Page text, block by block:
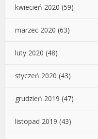
kwiecień 2020 (59)
marzec 2020 (63)
luty 2020 (48)
styczeń 2020 (43)
grudzień 2019 (47)
listopad 2019 (43)